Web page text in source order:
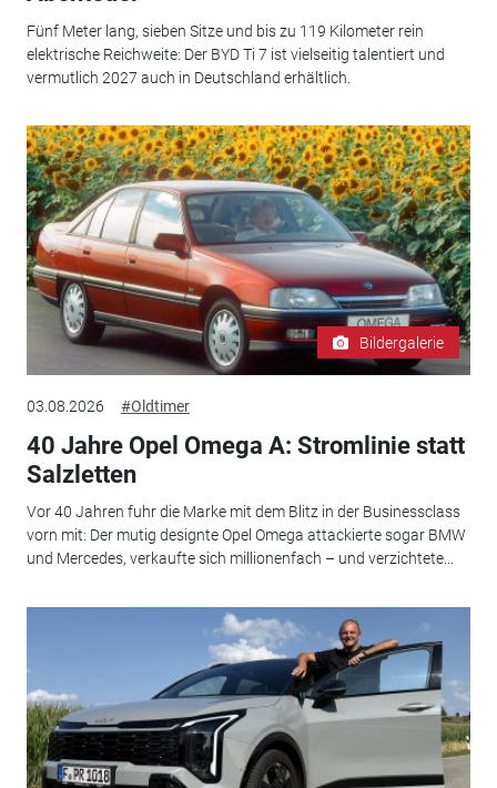
Fünf Meter lang, sieben Sitze und bis zu 119 Kilometer rein
elektrische Reichweite: Der BYD Ti 7 ist vielseitig talentiert und
vermutlich 2027 auch in Deutschland erhältlich.
Bildergalerie
03.08.2026 #Oldtimer
40 Jahre Opel Omega A: Stromlinie statt
Salzletten
Vor 40 Jahren fuhr die Marke mit dem Blitz in der Businessclass
vorn mit: Der mutig designte Opel Omega attackierte sogar BMW
und Mercedes, verkaufte sich millionenfach – und verzichtete...